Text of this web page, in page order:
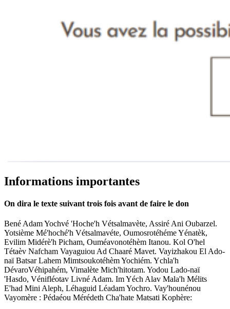
Informations importantes
On dira le texte suivant trois fois avant de faire le don
Bené Adam Yochvé 'Hoche'h Vétsalmavète, Assiré Ani Oubarzel.
Yotsième Mé'hoché'h Vétsalmavéte, Oumosrotéhéme Yénatèk,
Evilim Midérè'h Picham, Ouméavonotéhèm Itanou. Kol O'hel
Tétaèv Nafcham Vayaguiou Ad Chaaré Mavet. Vayizhakou El Ado-
naï Batsar Lahem Mimtsoukotéhèm Yochiém. Ychla'h
DévaroVéhipahém, Vimalète Mich'hitotam. Yodou Lado-naï
'Hasdo, Vénifléotav Livné Adam. Im Yéch Alav Mala'h Mélits
E'had Mini Aleph, Léhaguid Léadam Yochro. Vay'hounénou
Vayomère : Pédaéou Mérédeth Cha'hate Matsati Kophère: